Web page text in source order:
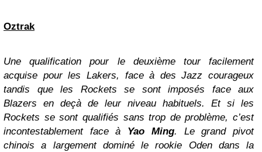
Oztrak
Une qualification pour le deuxième tour facilement
acquise pour les Lakers, face à des Jazz courageux
tandis que les Rockets se sont imposés face aux
Blazers en deçà de leur niveau habituels. Et si les
Rockets se sont qualifiés sans trop de problème, c’est
incontestablement face à Yao Ming. Le grand pivot
chinois a largement dominé le rookie Oden dans la